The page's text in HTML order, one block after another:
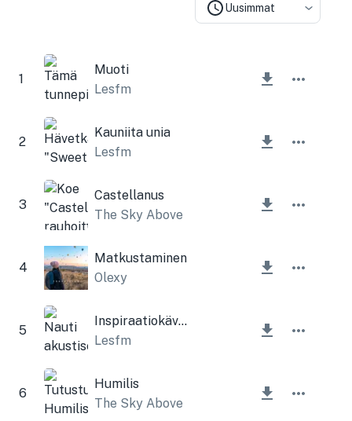
Uusimmat
1
Muoti
Lesfm
2
Kauniita unia
Lesfm
3
Castellanus
The Sky Above
4
Matkustaminen
Olexy
5
Inspiraatiokävely
Lesfm
6
Humilis
The Sky Above